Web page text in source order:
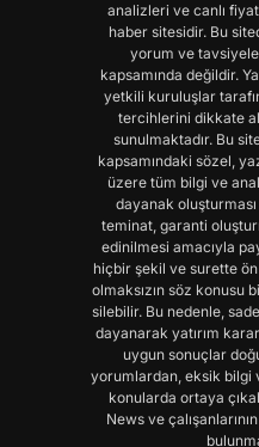
analizleri ve canlı
haber sitesidir. Bu
yorum ve tavsiyeler
kapsamında değildir.
yetkili kuruluşlar
tercihlerini dikkate
sunulmaktadır. Bu
kapsamındaki sözel,
üzere tüm bilgi ve
dayanak
teminat, garanti
edinilmesi amacıyla
hiçbir şekil ve surette
olmaksızın söz konusu
silebilir. Bu nedenle,
dayanarak yatırım
uygun sonuçlar
yorumlardan, eksik bilgi
konularda ortaya
News ve